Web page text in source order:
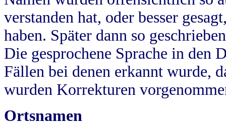
verstanden hat, oder besser
haben. Später dann so
Die gesprochene Sprache in
Fällen bei denen erkannt wurde,
wurden Korrekturen
Ortsnamen